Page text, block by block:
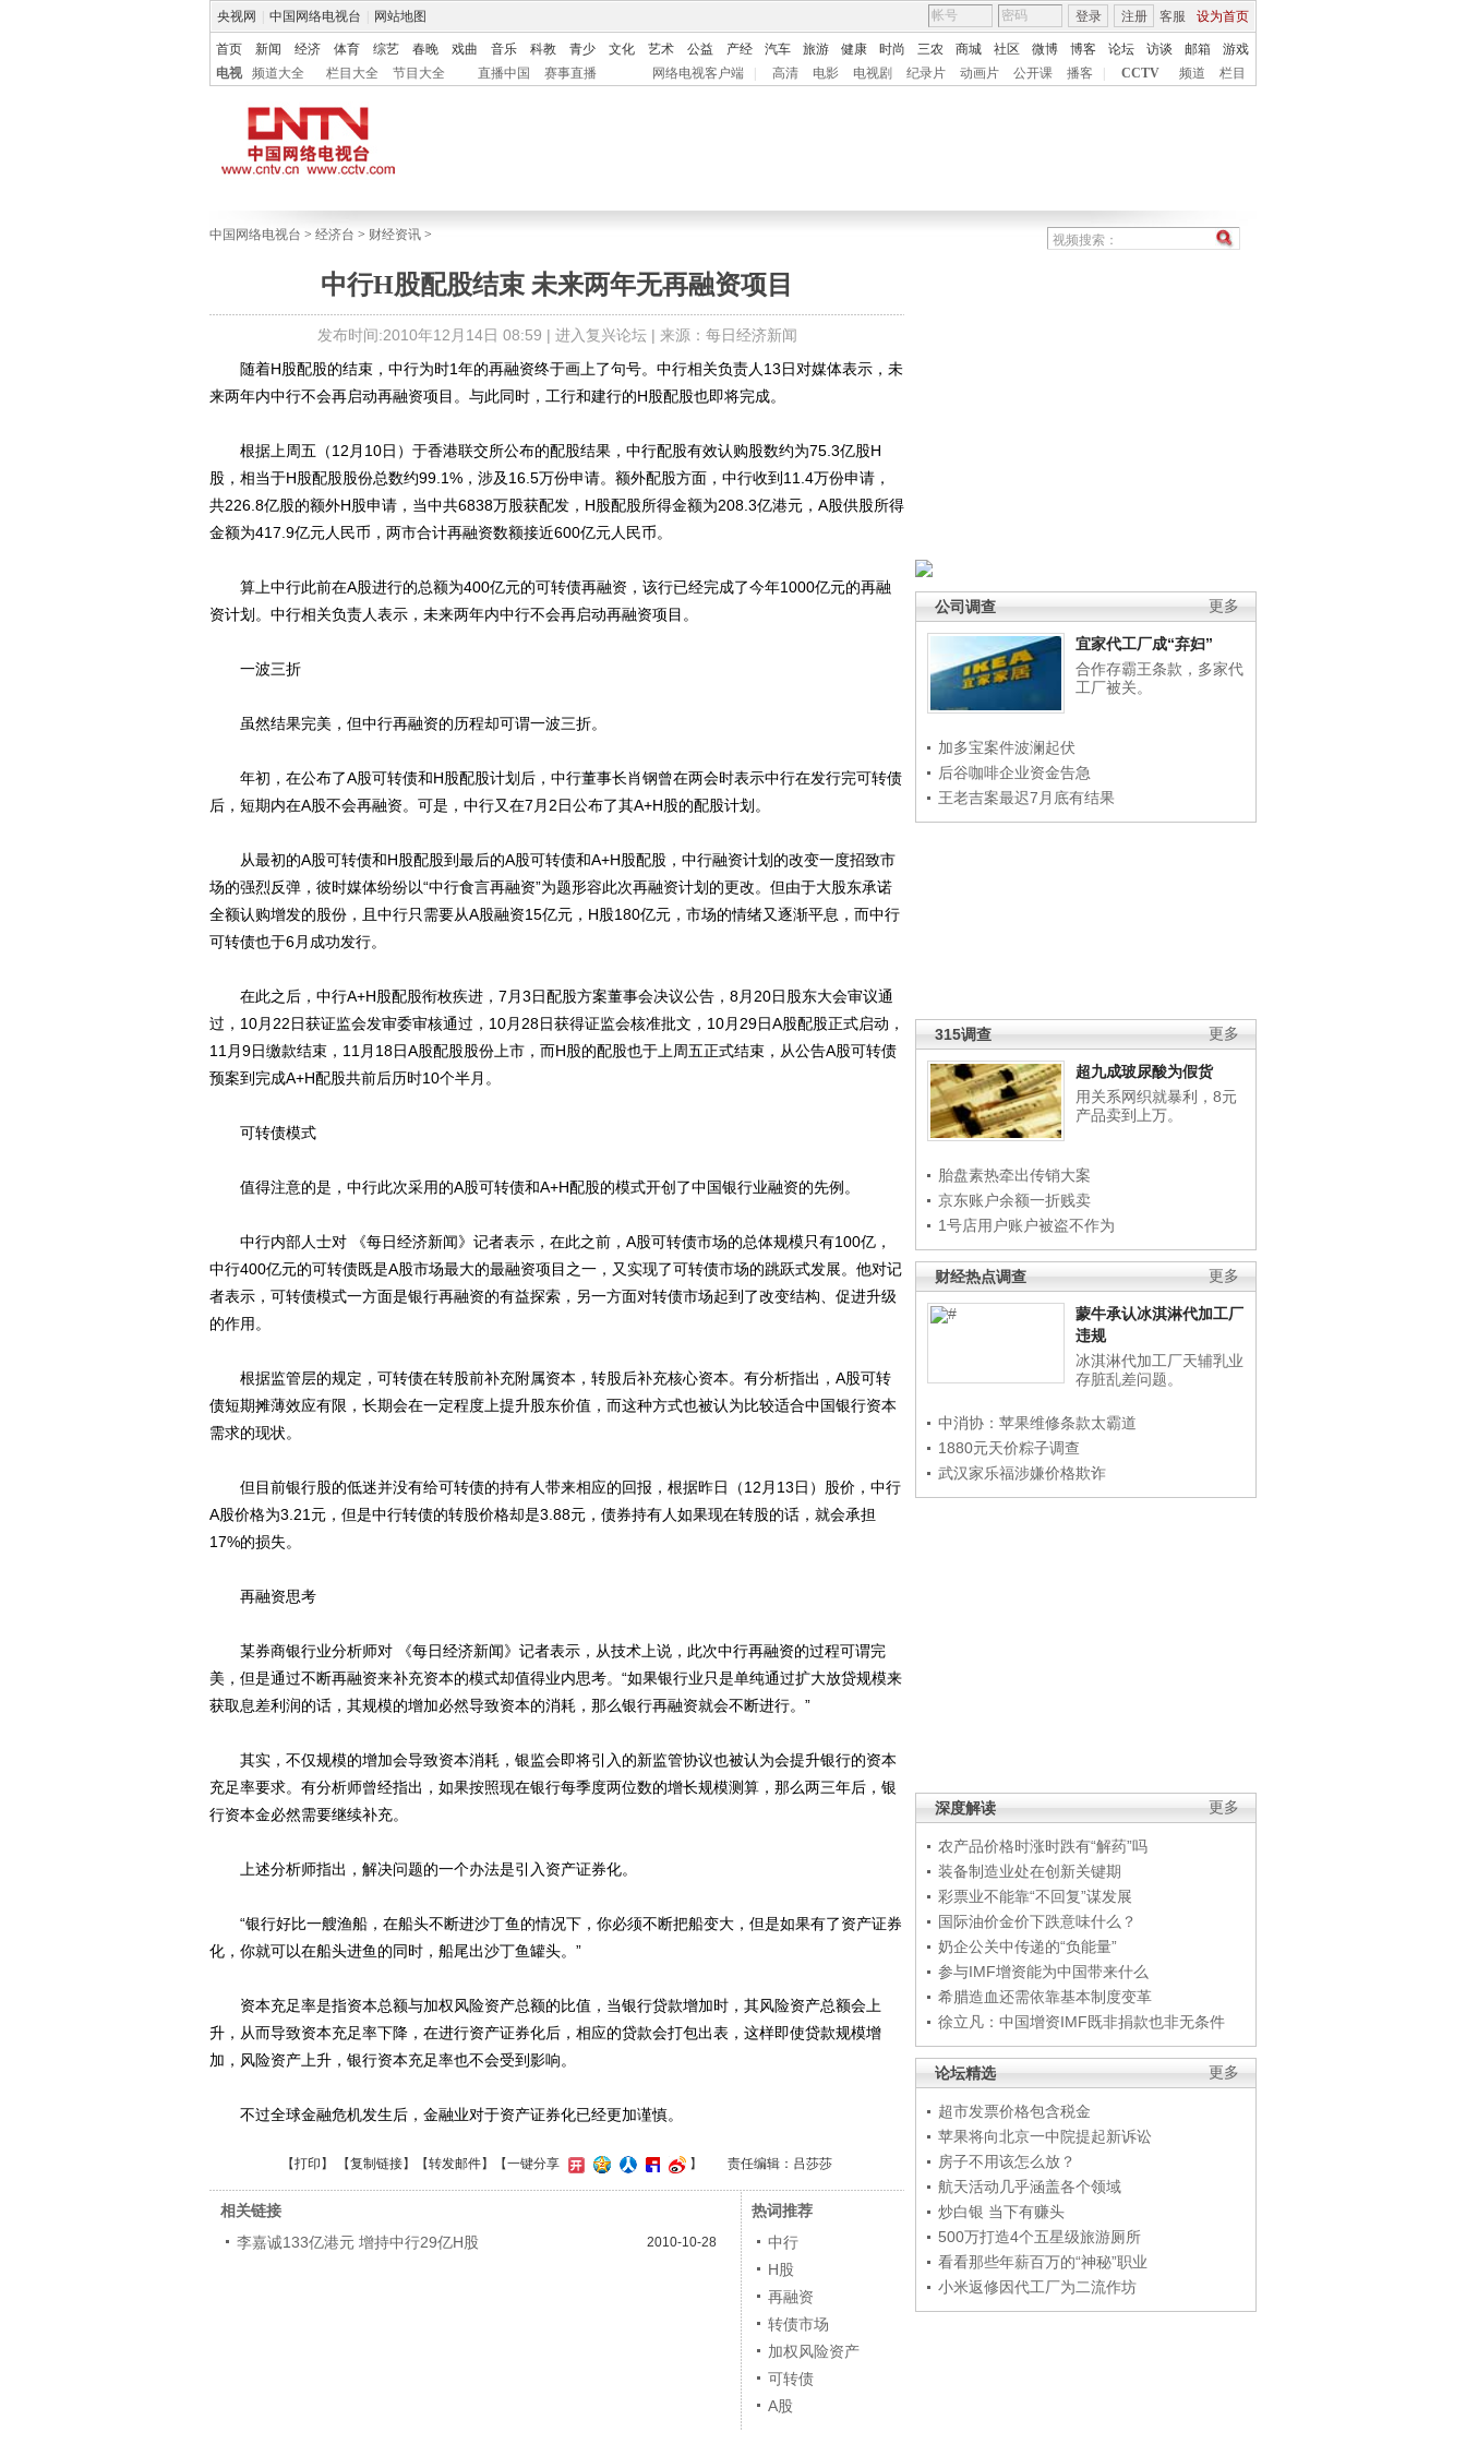
央视网 中国网络电视台 网站地图 客服 设为首页
登录 注册
首页 新闻 经济 体育 综艺 春晚 戏曲 音乐 科教 青少 文化 艺术 公益 产经 汽车 旅游 健康 时尚 三农 商城 社区 微博 博客 论坛 访谈 邮箱
游戏
电视
频道大全 栏目大全 节目大全 直播中国 赛事直播 网络电视客户端 高清 电影 电视剧 纪录片 动画片 公开课 播客 CCTV 频道 栏目
中国网络电视台 > 经济台 > 财经资讯 >
中行H股配股结束 未来两年无再融资项目
发布时间:2010年12月14日 08:59 | 进入复兴论坛| 来源：每日经济新闻
更多
公司调查
宜家代工厂成“弃妇”
合作存霸王条款，多家代
工厂被关。
加多宝案件波澜起伏
后谷咖啡企业资金告急
王老吉案最迟7月底有结果
更多
315调查
超九成玻尿酸为假货
用关系网织就暴利，8元
产品卖到上万。
胎盘素热牵出传销大案
京东账户余额一折贱卖
1号店用户账户被盗不作为
更多
财经热点调查
蒙牛承认冰淇淋代加工厂
违规
冰淇淋代加工厂天辅乳业
存脏乱差问题。
中消协：苹果维修条款太霸道
1880元天价粽子调查
武汉家乐福涉嫌价格欺诈
更多
深度解读
农产品价格时涨时跌有“解药”吗
装备制造业处在创新关键期
彩票业不能靠“不回复”谋发展
国际油价金价下跌意味什么？
奶企公关中传递的“负能量”
参与IMF增资能为中国带来什么
希腊造血还需依靠基本制度变革
徐立凡：中国增资IMF既非捐款也非无条件
更多
论坛精选
超市发票价格包含税金
苹果将向北京一中院提起新诉讼
房子不用该怎么放？
航天活动几乎涵盖各个领域
炒白银 当下有赚头
500万打造4个五星级旅游厕所
看看那些年薪百万的“神秘”职业
小米返修因代工厂为二流作坊
随着H股配股的结束，中行为时1年的再融资终于画上了句号。中行相关负责人13日对媒体表示，未
来两年内中行不会再启动再融资项目。与此同时，工行和建行的H股配股也即将完成。
根据上周五（12月10日）于香港联交所公布的配股结果，中行配股有效认购股数约为75.3亿股H
股，相当于H股配股股份总数约99.1%，涉及16.5万份申请。额外配股方面，中行收到11.4万份申请，
共226.8亿股的额外H股申请，当中共6838万股获配发，H股配股所得金额为208.3亿港元，A股供股所得
金额为417.9亿元人民币，两市合计再融资数额接近600亿元人民币。
算上中行此前在A股进行的总额为400亿元的可转债再融资，该行已经完成了今年1000亿元的再融
资计划。中行相关负责人表示，未来两年内中行不会再启动再融资项目。
一波三折
虽然结果完美，但中行再融资的历程却可谓一波三折。
年初，在公布了A股可转债和H股配股计划后，中行董事长肖钢曾在两会时表示中行在发行完可转债
后，短期内在A股不会再融资。可是，中行又在7月2日公布了其A+H股的配股计划。
从最初的A股可转债和H股配股到最后的A股可转债和A+H股配股，中行融资计划的改变一度招致市
场的强烈反弹，彼时媒体纷纷以“中行食言再融资”为题形容此次再融资计划的更改。但由于大股东承诺
全额认购增发的股份，且中行只需要从A股融资15亿元，H股180亿元，市场的情绪又逐渐平息，而中行
可转债也于6月成功发行。
在此之后，中行A+H股配股衔枚疾进，7月3日配股方案董事会决议公告，8月20日股东大会审议通
过，10月22日获证监会发审委审核通过，10月28日获得证监会核准批文，10月29日A股配股正式启动，
11月9日缴款结束，11月18日A股配股股份上市，而H股的配股也于上周五正式结束，从公告A股可转债
预案到完成A+H配股共前后历时10个半月。
可转债模式
值得注意的是，中行此次采用的A股可转债和A+H配股的模式开创了中国银行业融资的先例。
中行内部人士对 《每日经济新闻》记者表示，在此之前，A股可转债市场的总体规模只有100亿，
中行400亿元的可转债既是A股市场最大的最融资项目之一，又实现了可转债市场的跳跃式发展。他对记
者表示，可转债模式一方面是银行再融资的有益探索，另一方面对转债市场起到了改变结构、促进升级
的作用。
根据监管层的规定，可转债在转股前补充附属资本，转股后补充核心资本。有分析指出，A股可转
债短期摊薄效应有限，长期会在一定程度上提升股东价值，而这种方式也被认为比较适合中国银行资本
需求的现状。
但目前银行股的低迷并没有给可转债的持有人带来相应的回报，根据昨日（12月13日）股价，中行
A股价格为3.21元，但是中行转债的转股价格却是3.88元，债券持有人如果现在转股的话，就会承担
17%的损失。
再融资思考
某券商银行业分析师对 《每日经济新闻》记者表示，从技术上说，此次中行再融资的过程可谓完
美，但是通过不断再融资来补充资本的模式却值得业内思考。“如果银行业只是单纯通过扩大放贷规模来
获取息差利润的话，其规模的增加必然导致资本的消耗，那么银行再融资就会不断进行。”
其实，不仅规模的增加会导致资本消耗，银监会即将引入的新监管协议也被认为会提升银行的资本
充足率要求。有分析师曾经指出，如果按照现在银行每季度两位数的增长规模测算，那么两三年后，银
行资本金必然需要继续补充。
上述分析师指出，解决问题的一个办法是引入资产证券化。
“银行好比一艘渔船，在船头不断进沙丁鱼的情况下，你必须不断把船变大，但是如果有了资产证券
化，你就可以在船头进鱼的同时，船尾出沙丁鱼罐头。”
资本充足率是指资本总额与加权风险资产总额的比值，当银行贷款增加时，其风险资产总额会上
升，从而导致资本充足率下降，在进行资产证券化后，相应的贷款会打包出表，这样即使贷款规模增
加，风险资产上升，银行资本充足率也不会受到影响。
不过全球金融危机发生后，金融业对于资产证券化已经更加谨慎。
【打印 】 【复制链接】【转发邮件】 【一键分享 】 责任编辑：吕莎莎
相关链接
李嘉诚133亿港元 增持中行29亿H股
2010-10-28
热词推荐
中行
H股
再融资
转债市场
加权风险资产
可转债
A股